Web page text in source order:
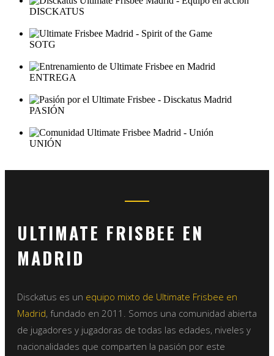
DISCKATUS
SOTG
ENTREGA
PASIÓN
UNIÓN
ULTIMATE FRISBEE EN
MADRID
Disckatus es un equipo mixto de Ultimate Frisbee en
Madrid, fundado en 2011. Somos una comunidad abierta
de jugadores y jugadoras de todas las edades, niveles y
nacionalidades que comparten la pasión por este